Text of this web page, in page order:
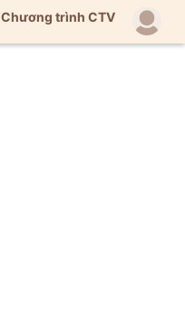
Chương trình CTV